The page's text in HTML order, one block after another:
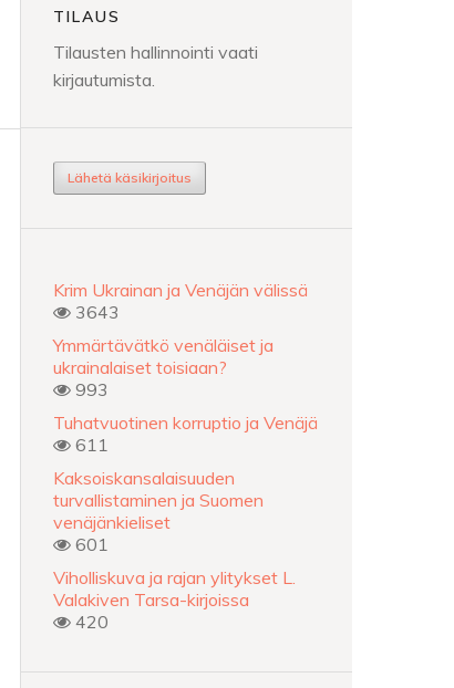
TILAUS
Tilausten hallinnointi vaati
kirjautumista.
Lähetä käsikirjoitus
Krim Ukrainan ja Venäjän välissä
3643
Ymmärtävätkö venäläiset ja
ukrainalaiset toisiaan?
993
Tuhatvuotinen korruptio ja Venäjä
611
Kaksoiskansalaisuuden
turvallistaminen ja Suomen
venäjänkieliset
601
Viholliskuva ja rajan ylitykset L.
Valakiven Tarsa-kirjoissa
420